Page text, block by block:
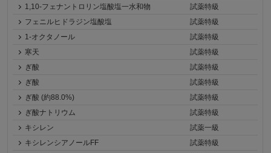
1,10-フェナントロリン塩酸塩一水和物
試薬特級
フェニルヒドラジン塩酸塩
試薬特級
1-オクタノール
試薬特級
寒天
試薬特級
ぎ酸
試薬特級
ぎ酸
試薬特級
ぎ酸 (約88.0%)
試薬特級
ぎ酸ナトリウム
試薬特級
キシレン
試薬一級
キシレンシアノールFF
試薬特級